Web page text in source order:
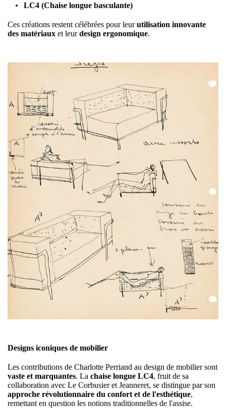
LC4 (Chaise longue basculante)
Ces créations restent célébrées pour leurutilisation innovante
des matériaux et leurdesign ergonomique.
Designs iconiques de mobilier
Les contributions de Charlotte Perriand au design de mobilier sont
vaste et marquantes. La chaise longue LC4, fruit de sa
collaboration avec Le Corbusier et Jeanneret, se distingue par son
approche révolutionnaire du confort et de l'esthétique,
remettant en question les notions traditionnelles de l'assise.